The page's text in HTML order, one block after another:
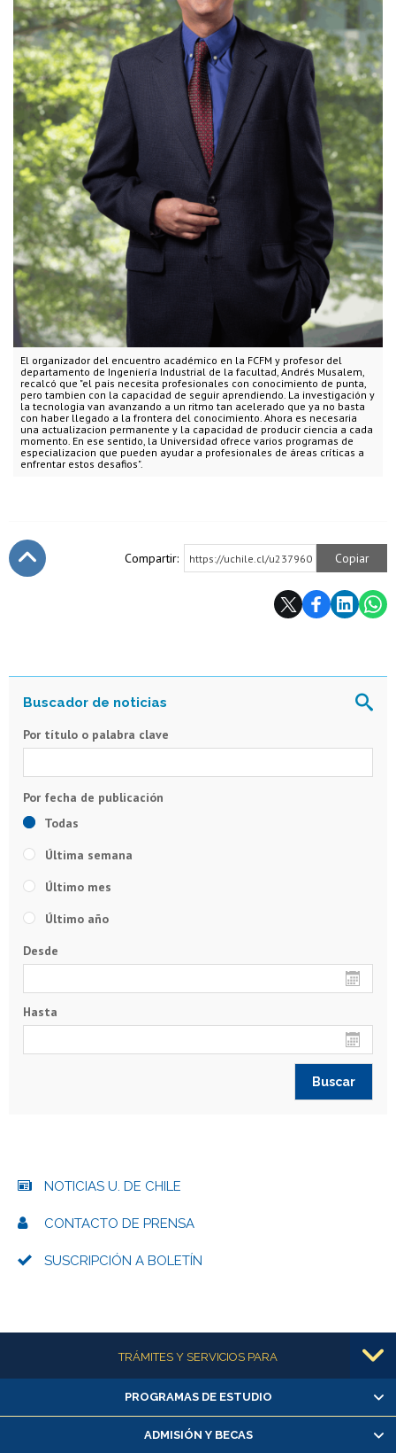
El organizador del encuentro académico en la FCFM y profesor del
departamento de Ingeniería Industrial de la facultad, Andrés Musalem,
recalcó que "el pais necesita profesionales con conocimiento de punta,
pero tambien con la capacidad de seguir aprendiendo. La investigación y
la tecnologia van avanzando a un ritmo tan acelerado que ya no basta
con haber llegado a la frontera del conocimiento. Ahora es necesaria
una actualizacion permanente y la capacidad de producir ciencia a cada
momento. En ese sentido, la Universidad ofrece varios programas de
especializacion que pueden ayudar a profesionales de áreas críticas a
enfrentar estos desafios".
Compartir: https://uchile.cl/u237960 Copiar
Por título o palabra clave
Todas
Última semana
Último mes
Último año
Desde
Hasta
NOTICIAS U. DE CHILE
CONTACTO DE PRENSA
SUSCRIPCIÓN A BOLETÍN
Más informaciónTRÁMITES Y SERVICIOS PARA
Alumnas/os y exalumnas/os
Matrícula en línea
PROGRAMAS DE ESTUDIO
ADMISIÓN Y BECAS